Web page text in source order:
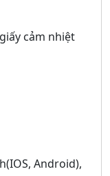
cảm nhiệt
Android),